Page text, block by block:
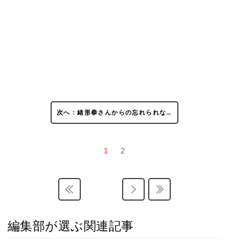
次へ：緒形拳さんからの忘れられな…
1 2
編集部が選ぶ関連記事